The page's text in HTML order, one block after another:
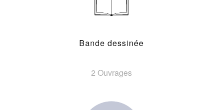
Bande dessinée
2 Ouvrages